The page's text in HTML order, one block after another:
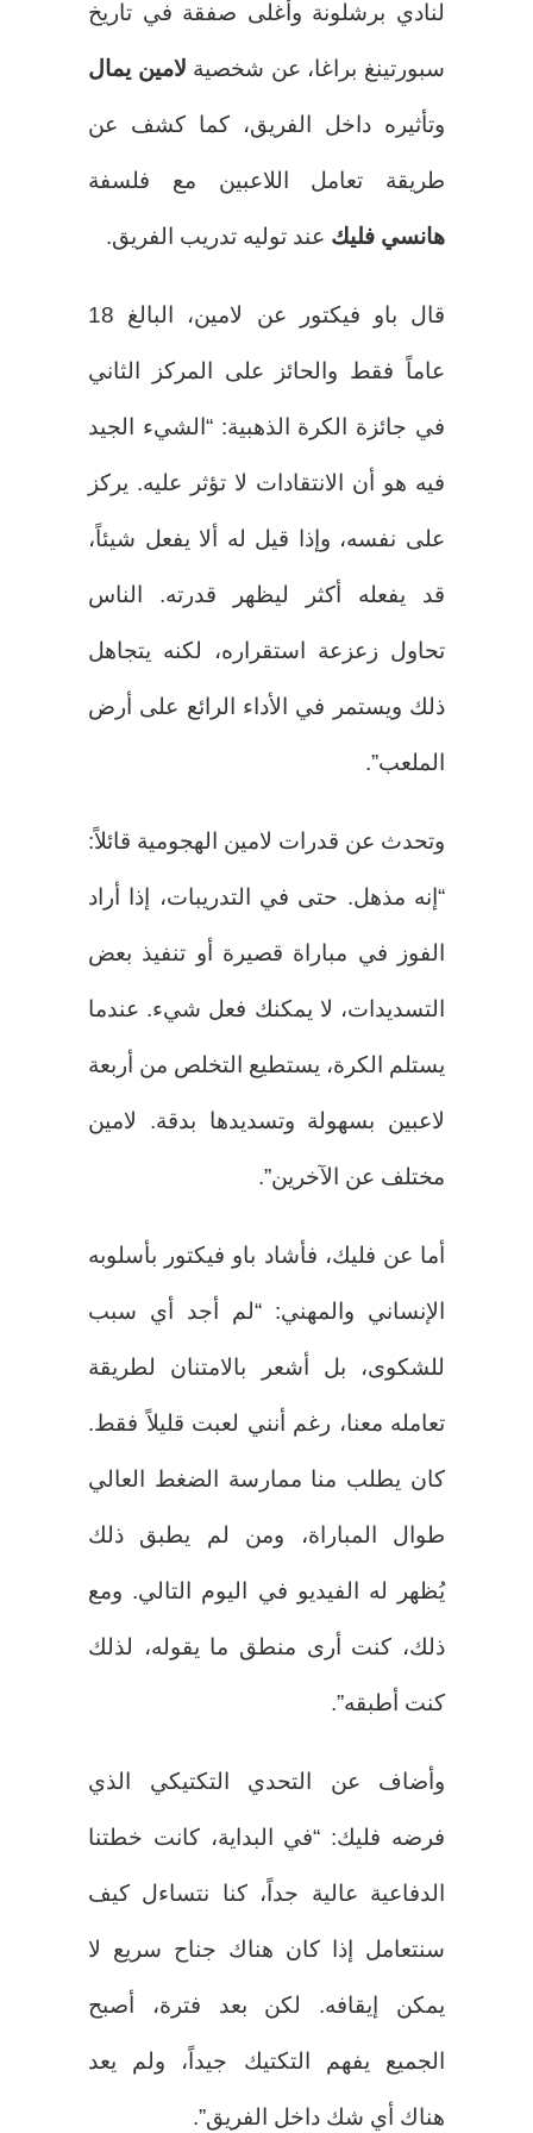
لنادي برشلونة وأغلى صفقة في تاريخ
سبورتينغ براغا، عن شخصية لامين يمال
وتأثيره داخل الفريق، كما كشف عن
طريقة تعامل اللاعبين مع فلسفة
هانسي فليك عند توليه تدريب الفريق.
قال باو فيكتور عن لامين، البالغ 18
عاماً فقط والحائز على المركز الثاني
في جائزة الكرة الذهبية: “الشيء الجيد
فيه هو أن الانتقادات لا تؤثر عليه. يركز
على نفسه، وإذا قيل له ألا يفعل شيئاً،
قد يفعله أكثر ليظهر قدرته. الناس
تحاول زعزعة استقراره، لكنه يتجاهل
ذلك ويستمر في الأداء الرائع على أرض
الملعب”.
وتحدث عن قدرات لامين الهجومية قائلاً:
“إنه مذهل. حتى في التدريبات، إذا أراد
الفوز في مباراة قصيرة أو تنفيذ بعض
التسديدات، لا يمكنك فعل شيء. عندما
يستلم الكرة، يستطيع التخلص من أربعة
لاعبين بسهولة وتسديدها بدقة. لامين
مختلف عن الآخرين”.
أما عن فليك، فأشاد باو فيكتور بأسلوبه
الإنساني والمهني: “لم أجد أي سبب
للشكوى، بل أشعر بالامتنان لطريقة
تعامله معنا، رغم أنني لعبت قليلاً فقط.
كان يطلب منا ممارسة الضغط العالي
طوال المباراة، ومن لم يطبق ذلك
يُظهر له الفيديو في اليوم التالي. ومع
ذلك، كنت أرى منطق ما يقوله، لذلك
كنت أطبقه”.
وأضاف عن التحدي التكتيكي الذي
فرضه فليك: “في البداية، كانت خطتنا
الدفاعية عالية جداً، كنا نتساءل كيف
سنتعامل إذا كان هناك جناح سريع لا
يمكن إيقافه. لكن بعد فترة، أصبح
الجميع يفهم التكتيك جيداً، ولم يعد
هناك أي شك داخل الفريق”.